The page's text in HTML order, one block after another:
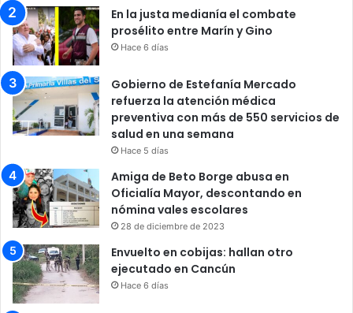
En la justa medianía el combate
prosélito entre Marín y Gino
Hace 6 días
Gobierno de Estefanía Mercado
refuerza la atención médica
preventiva con más de 550 servicios de
salud en una semana
Hace 5 días
Amiga de Beto Borge abusa en
Oficialía Mayor, descontando en
nómina vales escolares
28 de diciembre de 2023
Envuelto en cobijas: hallan otro
ejecutado en Cancún
Hace 6 días